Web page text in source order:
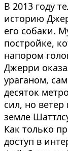
В 2013 году
историю
его собаки.
постройке,
напором
Джерри
ураганом,
десяток
сил, но
земле
Как только
доступ в